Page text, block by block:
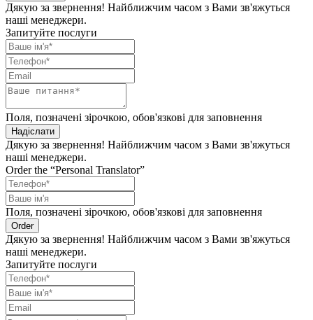
Дякую за звернення! Найближчим часом з Вами зв'яжуться
наші менеджери.
Запитуйте послуги
Поля, позначені зірочкою, обов'язкові для заповнення
Надіслати
Дякую за звернення! Найближчим часом з Вами зв'яжуться
наші менеджери.
Order the “Personal Translator”
Поля, позначені зірочкою, обов'язкові для заповнення
Order
Дякую за звернення! Найближчим часом з Вами зв'яжуться
наші менеджери.
Запитуйте послуги